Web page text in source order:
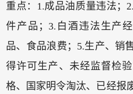
重点：1.成品油质量违法；
件产品；3.白酒违法生产
品、食品浪费；5.生产、销
得许可生产、未经监督检
格、国家明令淘汰、已经报